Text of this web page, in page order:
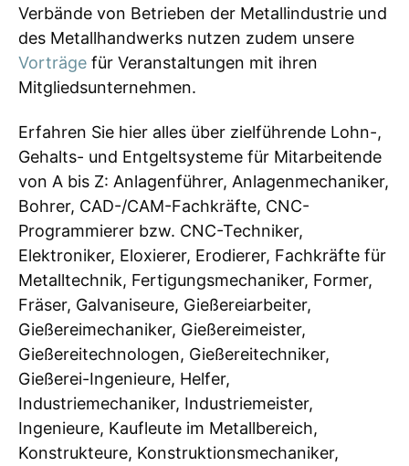
Verbände von Betrieben der Metallindustrie und
des Metallhandwerks nutzen zudem unsere
Vorträge für Veranstaltungen mit ihren
Mitgliedsunternehmen.
Erfahren Sie hier alles über zielführende Lohn-,
Gehalts- und Entgeltsysteme für Mitarbeitende
von A bis Z: Anlagenführer, Anlagenmechaniker,
Bohrer, CAD-/CAM-Fachkräfte, CNC-
Programmierer bzw. CNC-Techniker,
Elektroniker, Eloxierer, Erodierer, Fachkräfte für
Metalltechnik, Fertigungsmechaniker, Former,
Fräser, Galvaniseure, Gießereiarbeiter,
Gießereimechaniker, Gießereimeister,
Gießereitechnologen, Gießereitechniker,
Gießerei-Ingenieure, Helfer,
Industriemechaniker, Industriemeister,
Ingenieure, Kaufleute im Metallbereich,
Konstrukteure, Konstruktionsmechaniker,